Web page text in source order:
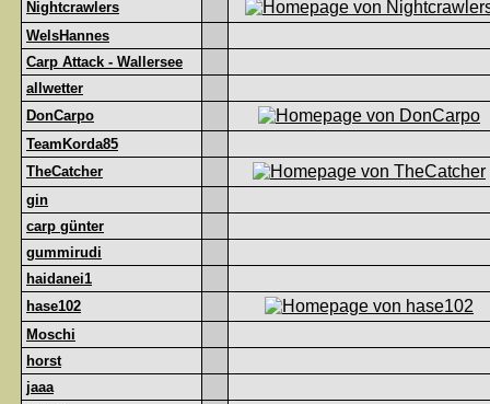
Nightcrawlers
WelsHannes
Carp Attack - Wallersee
allwetter
DonCarpo
TeamKorda85
TheCatcher
gin
carp günter
gummirudi
haidanei1
hase102
Moschi
horst
jaaa